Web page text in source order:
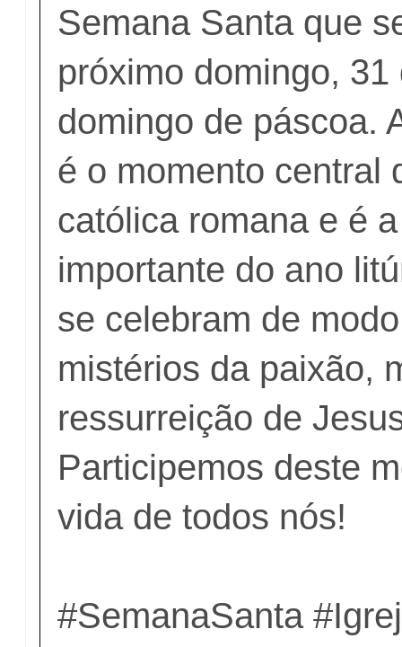
Semana Santa que
próximo domingo, 31
domingo de páscoa.
é o momento central
católica romana e é
importante do ano
se celebram de
mistérios da paixão,
ressurreição de
Participemos deste
vida de todos nós!
#SemanaSanta